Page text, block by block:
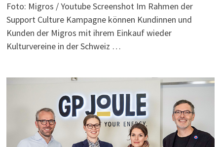
Foto: Migros / Youtube Screenshot Im Rahmen der
Support Culture Kampagne können Kundinnen und
Kunden der Migros mit ihrem Einkauf wieder
Kulturvereine in der Schweiz …